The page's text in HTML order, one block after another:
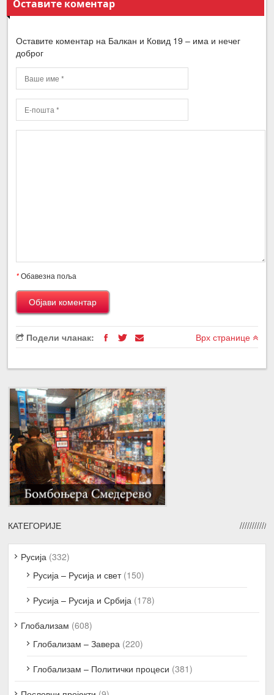
Оставите коментар
Оставите коментар на Балкан и Ковид 19 – има и нечег
доброг
*Обавезна поља
Подели чланак: Врх странице
КАТЕГОРИЈЕ
Русија (332)
Русија – Русија и свет(150)
Русија – Русија и Србија (178)
Глобализам (608)
Глобализам – Завера (220)
Глобализам – Политички процеси (381)